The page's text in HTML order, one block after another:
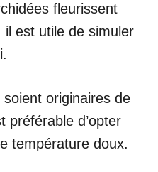
fleurissent
il est utile de simuler
originaires de
préférable d’opter
température doux.